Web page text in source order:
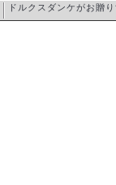
ドルクスダンケがお贈